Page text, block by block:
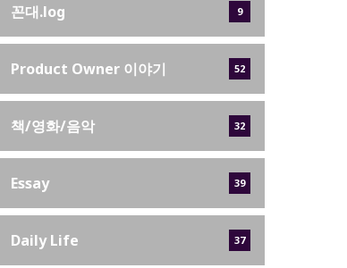
꼰대.log 9
Product Owner 이야기 52
책/영화/음악 32
Essay 39
Daily Life 37